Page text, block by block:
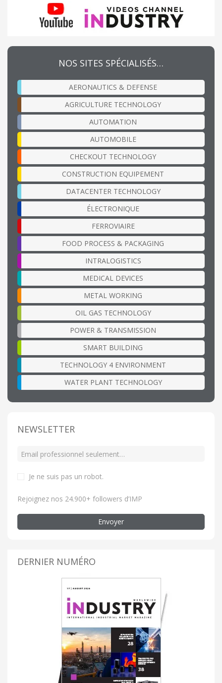
NOS SITES SPÉCIALISÉS…
AERONAUTICS & DEFENSE
AGRICULTURE TECHNOLOGY
AUTOMATION
AUTOMOBILE
CHECKOUT TECHNOLOGY
CONSTRUCTION EQUIPEMENT
DATACENTER TECHNOLOGY
ÉLECTRONIQUE
FERROVIAIRE
FOOD PROCESS & PACKAGING
INTRALOGISTICS
MEDICAL DEVICES
METAL WORKING
OIL GAS TECHNOLOGY
POWER & TRANSMISSION
SMART BUILDING
TECHNOLOGY 4 ENVIRONMENT
WATER PLANT TECHNOLOGY
NEWSLETTER
Je ne suis pas un robot.
Rejoignez nos 24.900+ followers d’IMP
Envoyer
DERNIER NUMÉRO